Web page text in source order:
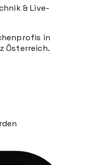
& Live-
in
Österreich.